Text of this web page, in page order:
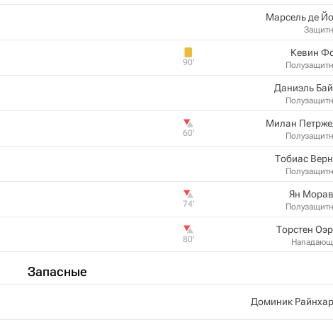
Запасные
Марсель де
Кевин
90‎’‎
Даниэль
Милан
60‎’‎
Тобиас
Ян
74‎’‎
Торстен
80‎’‎
Доминик